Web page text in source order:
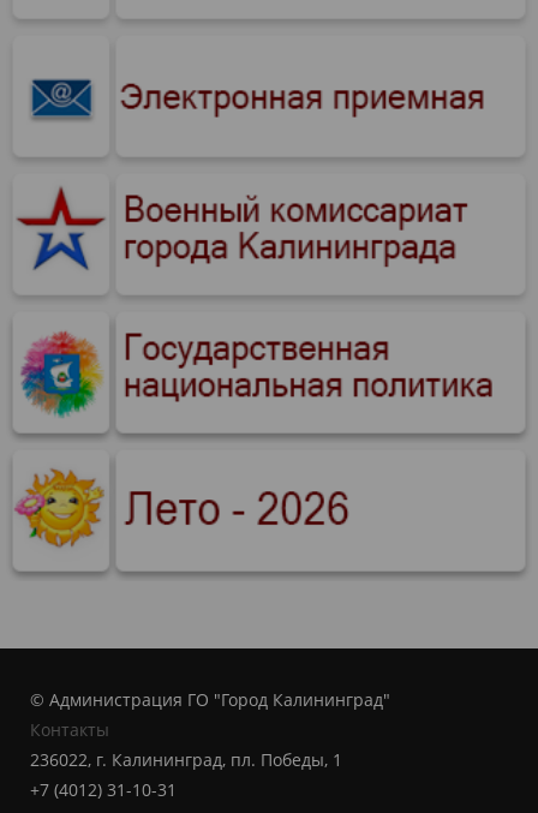
© Администрация ГО "Город Калининград"
Контакты
236022, г. Калининград, пл. Победы, 1
+7 (4012) 31-10-31